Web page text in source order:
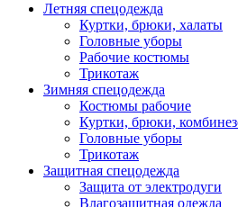
Летняя спецодежда
Куртки, брюки, халаты
Головные уборы
Рабочие костюмы
Трикотаж
Зимняя спецодежда
Костюмы рабочие
Куртки, брюки,
Головные уборы
Трикотаж
Защитная спецодежда
Защита от электродуги
Влагозащитная одежда